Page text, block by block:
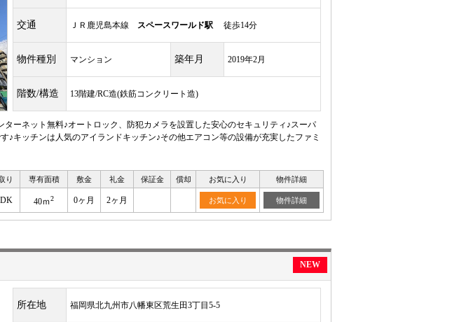
交通 ＪＲ鹿児島本線 スペースワールド駅 徒歩14分
物件種別 マンション 築年月 2019年2月
階数/構造 13階建/RC造(鉄筋コンクリート造)
ーネット無料♪オートロック、防犯カメラを設置した安心のセキュリティ♪スーパ
♪キッチンは人気のアイランドキッチン♪その他エアコン等の設備が充実したファミ
り 専有面積 敷金 礼金 保証金 償却 お気に入り 物件詳細
40ｍ2 0ヶ月 2ヶ月 お気に入り 物件詳細
NEW
所在地 福岡県北九州市八幡東区荒生田3丁目5-5